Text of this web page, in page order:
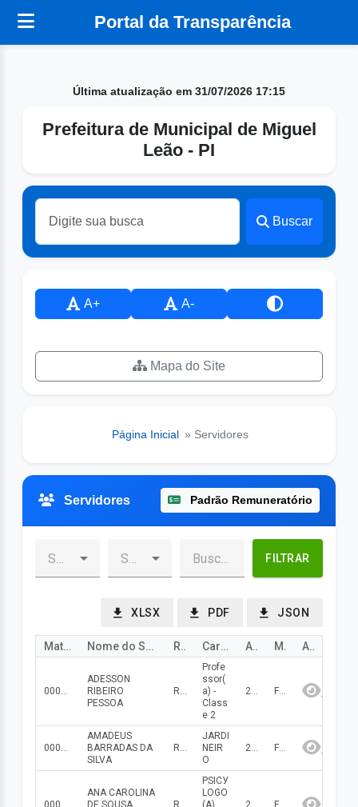
Portal da Transparência
Última atualização em 31/07/2026 17:15
Prefeitura de Municipal de Miguel
Leão - PI
Buscar
A+ A-
Mapa do Site
Página Inicial » Servidores
Servidores Padrão Remuneratório
FILTRAR
XLSX PDF JSON
Matrícula Nome do Servidor Rem. Líquida Cargo Ano Mês Ação
000000000000035
ADESSON
RIBEIRO
PESSOA
R$ 4 878.95
Profe
ssor(
a) -
Class
e 2
2026 Fevereiro
000000000000061
AMADEUS
BARRADAS DA
SILVA
R$ 1 249.93
JARDI
NEIR
O
2026 Fevereiro
000000000001311
ANA CAROLINA
DE SOUSA
R$ 2 435.82
PSICУ
LOGO
(A)
2026 Fevereiro